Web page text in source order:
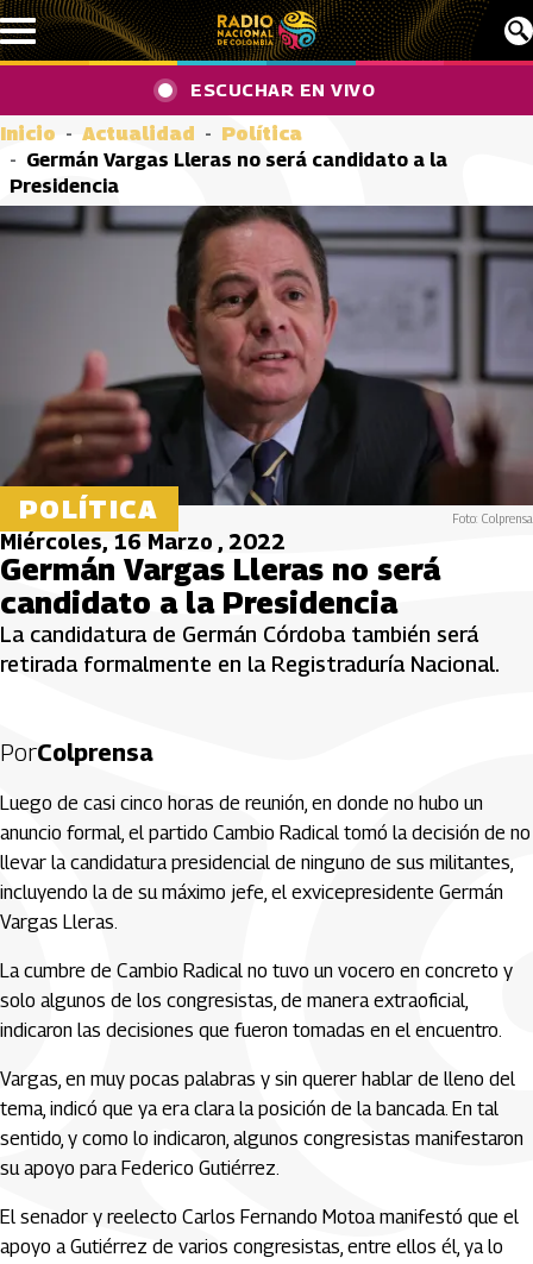
Pasar al contenido principal
ESCUCHAR EN VIVO
Inicio Actualidad
Política
Germán Vargas Lleras no será candidato a la
Presidencia
POLÍTICA Foto: Colprensa
Miércoles, 16 Marzo , 2022
Germán Vargas Lleras no será
candidato a la Presidencia
La candidatura de Germán Córdoba también será
retirada formalmente en la Registraduría Nacional.
PorColprensa
Luego de casi cinco horas de reunión, en donde no hubo un
anuncio formal, el partido Cambio Radical tomó la decisión de no
llevar la candidatura presidencial de ninguno de sus militantes,
incluyendo la de su máximo jefe, el exvicepresidente Germán
Vargas Lleras.
La cumbre de Cambio Radical no tuvo un vocero en concreto y
solo algunos de los congresistas, de manera extraoficial,
indicaron las decisiones que fueron tomadas en el encuentro.
Vargas, en muy pocas palabras y sin querer hablar de lleno del
tema, indicó que ya era clara la posición de la bancada. En tal
sentido, y como lo indicaron, algunos congresistas manifestaron
su apoyo para Federico Gutiérrez.
El senador y reelecto Carlos Fernando Motoa manifestó que el
apoyo a Gutiérrez de varios congresistas, entre ellos él, ya lo